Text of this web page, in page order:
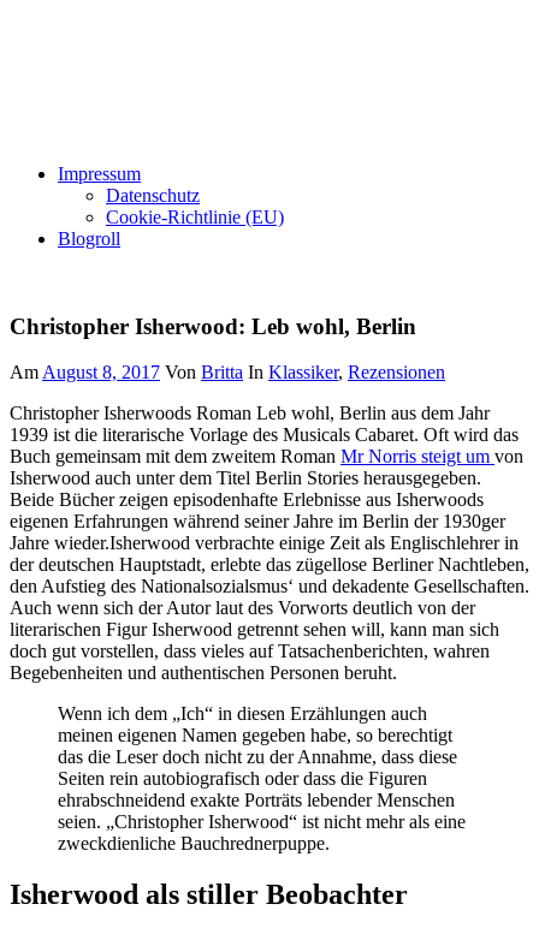
Impressum
Datenschutz
Cookie-Richtlinie (EU)
Blogroll
Christopher Isherwood: Leb wohl, Berlin
AmAugust 8, 2017 Von Britta In Klassiker, Rezensionen
Christopher Isherwoods Roman Leb wohl, Berlin aus dem Jahr
1939 ist die literarische Vorlage des Musicals Cabaret. Oft wird das
Buch gemeinsam mit dem zweitem Roman Mr Norris steigt um von
Isherwood auch unter dem Titel Berlin Stories herausgegeben.
Beide Bücher zeigen episodenhafte Erlebnisse aus Isherwoods
eigenen Erfahrungen während seiner Jahre im Berlin der 1930ger
Jahre wieder.Isherwood verbrachte einige Zeit als Englischlehrer in
der deutschen Hauptstadt, erlebte das zügellose Berliner Nachtleben,
den Aufstieg des Nationalsozialsmus‘ und dekadente Gesellschaften.
Auch wenn sich der Autor laut des Vorworts deutlich von der
literarischen Figur Isherwood getrennt sehen will, kann man sich
doch gut vorstellen, dass vieles auf Tatsachenberichten, wahren
Begebenheiten und authentischen Personen beruht.
Wenn ich dem „Ich“ in diesen Erzählungen auch
meinen eigenen Namen gegeben habe, so berechtigt
das die Leser doch nicht zu der Annahme, dass diese
Seiten rein autobiografisch oder dass die Figuren
ehrabschneidend exakte Porträts lebender Menschen
seien. „Christopher Isherwood“ ist nicht mehr als eine
zweckdienliche Bauchrednerpuppe.
Isherwood als stiller Beobachter